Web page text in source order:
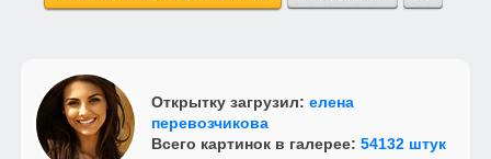
Открытку загрузил: елена
перевозчикова
Всего картинок в галерее: 54132 штук